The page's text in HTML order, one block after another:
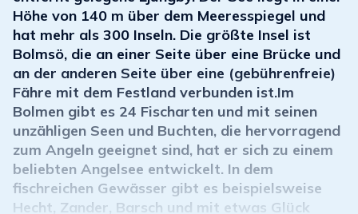
Höhe von 140 m über dem Meeresspiegel und
hat mehr als 300 Inseln. Die größte Insel ist
Bolmsö, die an einer Seite über eine Brücke und
an der anderen Seite über eine (gebührenfreie)
Fähre mit dem Festland verbunden ist.Im
Bolmen gibt es 24 Fischarten und mit seinen
unzähligen Seen und Buchten, die hervorragend
zum Angeln geeignet sind, hat er sich zu einem
beliebten Angelsee entwickelt. In dem
fischreichen Gewässer gibt es beispielsweise
Hecht, Zander, Barsch und mit etwas Glück